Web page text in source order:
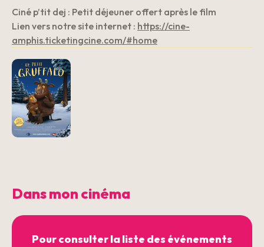
Ciné p’tit dej : Petit déjeuner offert après le film
Lien vers notre site internet : https://cine-
amphis.ticketingcine.com/#home
Dans mon cinéma
Pour consulter la liste des événements